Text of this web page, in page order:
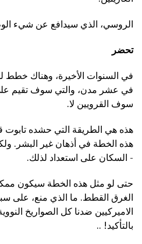
الروسي، الذي سيدافع عن شيء
تحضر
في السنوات الأخيرة، وهناك
في عشر مدن، والتي سوف تقيم
سوف القرويين لا.
هذه هي الطريقة التي حشده تابوت
هذه الخطة في أذهان غير البشر.
- السكان على استعداد لذلك.
حتى لو مثل هذه الخطة سيكون
الغرق القطط. ما الذي منع، على
الاميركيين ضدنا كل الصواريخ
بالتأكيد! ..